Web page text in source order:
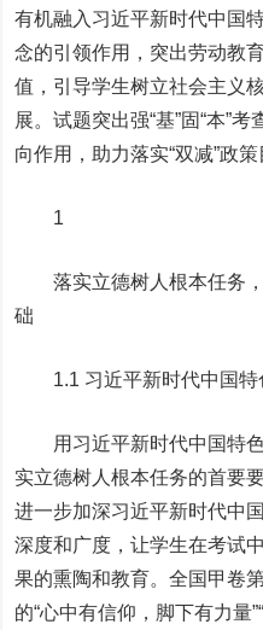
有机融入习近平新时代中国
念的引领作用，突出劳动教
值，引导学生树立社会主义
展。试题突出强“基”固“本”
向作用，助力落实“双减”政策
1
落实立德树人根本任务，
础
1.1 习近平新时代中国特
用习近平新时代中国特色
实立德树人根本任务的首要
进一步加深习近平新时代中
深度和广度，让学生在考试
果的熏陶和教育。全国甲卷
的“心中有信仰，脚下有力量